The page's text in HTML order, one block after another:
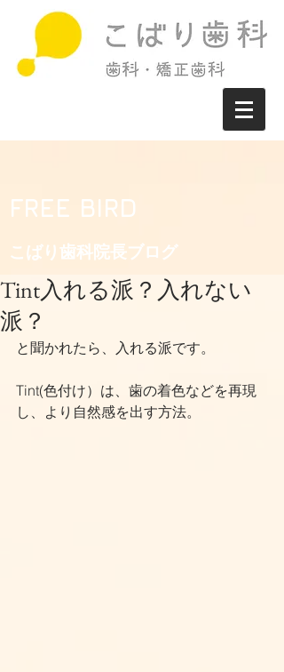
FREE BIRD
こばり歯科院長ブログ​
Tint入れる派？入れない
派？
と聞かれたら、入れる派です。
Tint(色付け）は、歯の着色などを再現
し、より自然感を出す方法。